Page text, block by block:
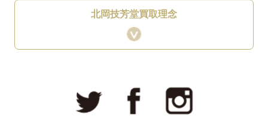
北岡技芳堂買取理念